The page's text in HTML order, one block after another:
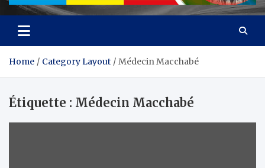
Home Category Layout Médecin Macchabé
Étiquette : Médecin Macchabé